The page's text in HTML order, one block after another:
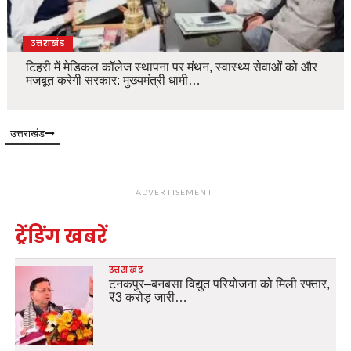
उत्तराखंड
टिहरी में मेडिकल कॉलेज स्थापना पर मंथन, स्वास्थ्य सेवाओं को और
मजबूत करेगी सरकार: मुख्यमंत्री धामी…
उत्तराखंड
ADVERTISEMENT
ट्रेंडिंग खबरें
उत्तराखंड
टनकपुर–बनबसा विद्युत परियोजना को मिली रफ्तार,
₹3 करोड़ जारी…